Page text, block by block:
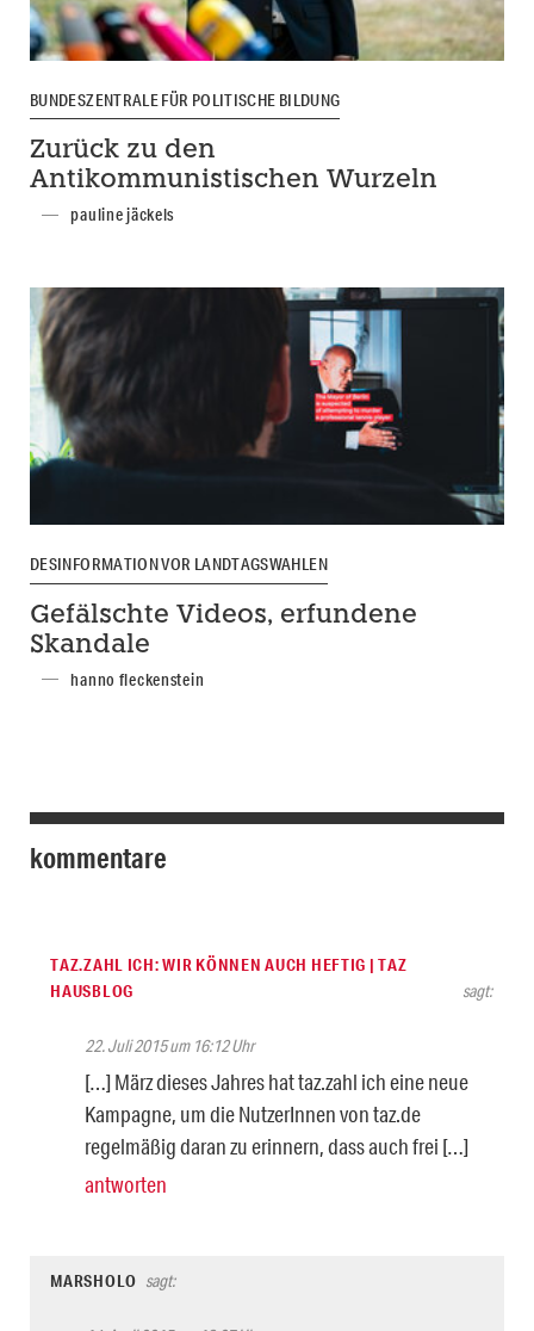
BUNDESZENTRALE FÜR POLITISCHE BILDUNG
Zurück zu den
Antikommunistischen Wurzeln
pauline jäckels
DESINFORMATION VOR LANDTAGSWAHLEN
Gefälschte Videos, erfundene
Skandale
hanno fleckenstein
kommentare
TAZ.ZAHL ICH: WIR KÖNNEN AUCH HEFTIG | TAZ
HAUSBLOG
sagt:
22. Juli 2015 um 16:12 Uhr
[…] März dieses Jahres hat taz.zahl ich eine neue
Kampagne, um die NutzerInnen von taz.de
regelmäßig daran zu erinnern, dass auch frei […]
antworten
MARSHOLO sagt: